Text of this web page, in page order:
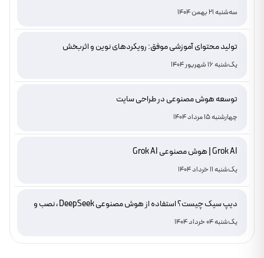
سه‌شنبه 21 بهمن 1404
تولید محتوای آموزشی موفق: رویکردهای نوین و اثربخش
یک‌شنبه 16 شهریور 1404
توسعه هوش مصنوعی در طراحی سایت
چهارشنبه 15 مرداد 1404
Grok AI | هوش مصنوعی Grok AI
یک‌شنبه 11 خرداد 1404
دیپ سیک چیست؟ استفاده از هوش مصنوعی DeepSeek ، نصب و
دانلود
یک‌شنبه 04 خرداد 1404